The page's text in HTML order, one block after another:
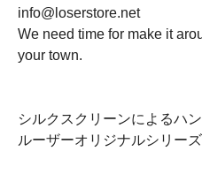
info@loserstore.net
We need time for make it
your town.
シルクスクリーンによるハ
ルーザーオリジナルシリーズ